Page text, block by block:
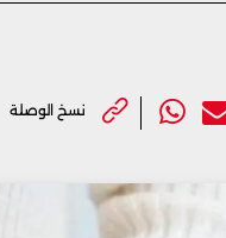
نسخ الوصلة